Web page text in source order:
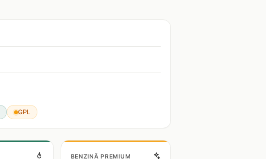
GPL
BENZINĂ PREMIUM